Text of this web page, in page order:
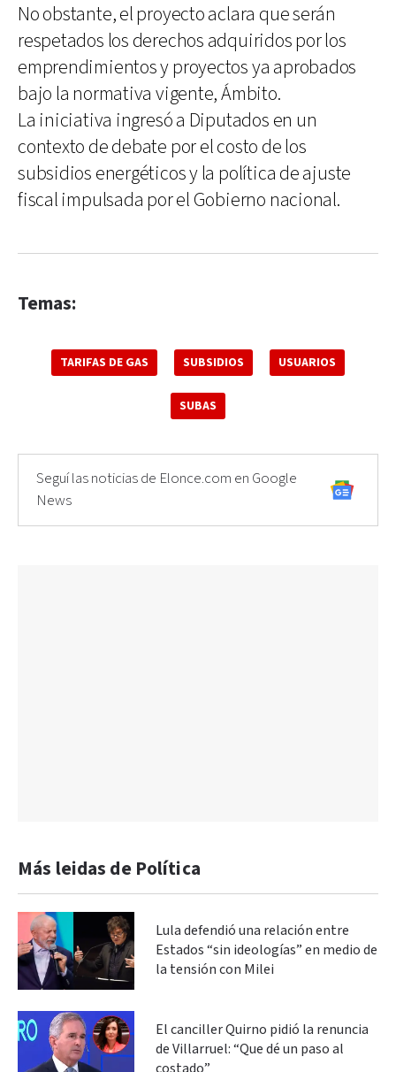
No obstante, el proyecto aclara que serán
respetados los derechos adquiridos por los
emprendimientos y proyectos ya aprobados
bajo la normativa vigente, Ámbito.
La iniciativa ingresó a Diputados en un
contexto de debate por el costo de los
subsidios energéticos y la política de ajuste
fiscal impulsada por el Gobierno nacional.
Temas:
TARIFAS DE GAS SUBSIDIOS USUARIOS
SUBAS
Seguí las noticias de Elonce.com en Google
News
Más leidas de Política
Lula defendió una relación entre
Estados “sin ideologías” en medio de
la tensión con Milei
El canciller Quirno pidió la renuncia
de Villarruel: “Que dé un paso al